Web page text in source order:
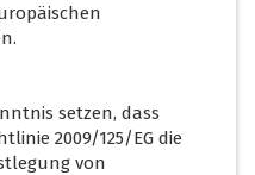
setzen, dass
2009/125/EG die
von